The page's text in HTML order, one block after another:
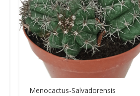
Menocactus-Salvadorensis